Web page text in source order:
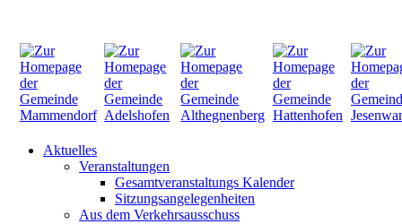
Aktuelles
Veranstaltungen
Gesamtveranstaltungs Kalender
Sitzungsangelegenheiten
Aus dem Verkehrsausschuss